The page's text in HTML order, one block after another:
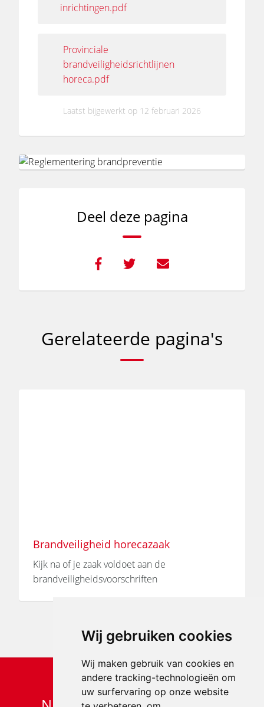
Wij gebruiken cookies
Wij maken gebruik van cookies en
andere tracking-technologieën om
uw surfervaring op onze website
inrichtingen.pdf
Provinciale
brandveiligheidsrichtlijnen
horeca.pdf
Laatst bijgewerkt op 12 februari 2026
Deel deze pagina
Gerelateerde pagina's
Brandveiligheid horecazaak
Kijk na of je zaak voldoet aan de
brandveiligheidsvoorschriften